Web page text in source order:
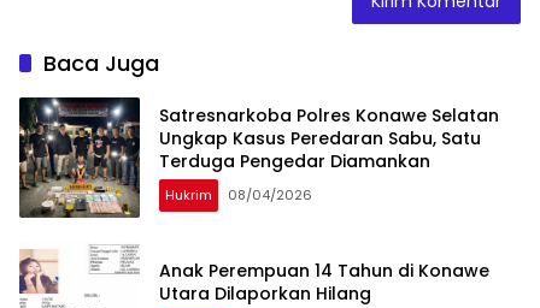
Baca Juga
Satresnarkoba Polres Konawe Selatan
Ungkap Kasus Peredaran Sabu, Satu
Terduga Pengedar Diamankan
Hukrim 08/04/2026
Anak Perempuan 14 Tahun di Konawe
Utara Dilaporkan Hilang